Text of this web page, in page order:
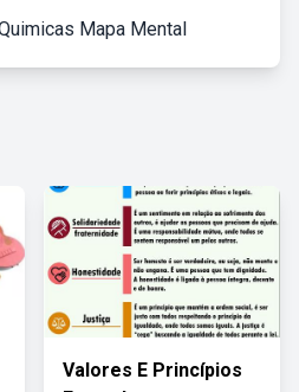
Mapa Mental
Valores E Princípios